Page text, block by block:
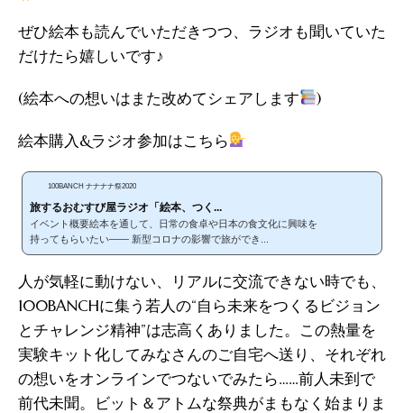
ぜひ絵本も読んでいただきつつ、ラジオも聞いていた
だけたら嬉しいです♪
(絵本への想いはまた改めてシェアします )
絵本購入&ラジオ参加はこちら
100BANCH ナナナナ祭2020
旅するおむすび屋ラジオ「絵本、つく...
イベント概要絵本を通して、日常の食卓や日本の食文化に興味を
持ってもらいたい—— 新型コロナの影響で旅ができ...
人が気軽に動けない、リアルに交流できない時でも、
100BANCHに集う若人の“自ら未来をつくるビジョン
とチャレンジ精神”は志高くありました。この熱量を
実験キット化してみなさんのご自宅へ送り、それぞれ
の想いをオンラインでつないでみたら……前人未到で
前代未聞。ビット＆アトムな祭典がまもなく始まりま